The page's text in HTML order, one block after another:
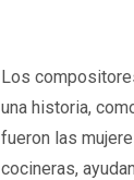
Los
una historia,
fueron las
cocineras,